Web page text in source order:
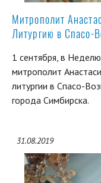
Митрополит
Литургию в Спасо-
1 сентября, в
митрополит
литургии в Спасо-
города Симбирска.
31.08.2019